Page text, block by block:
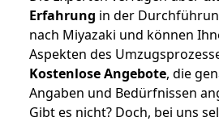
Erfahrung in der
nach Miyazaki und können
Aspekten des
Kostenlose Angebote, die
Angaben und Bedürfnissen
Gibt es nicht? Doch, bei uns